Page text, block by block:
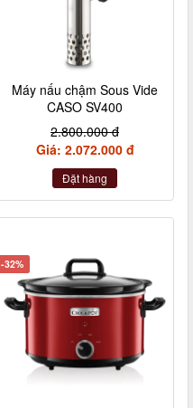
Máy nấu chậm Sous Vide
CASO SV400
2.800.000 đ
Giá: 2.072.000 đ
Đặt hàng
-32%